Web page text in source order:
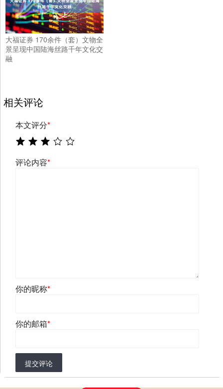
大福证券 170余件（套）文物全
景呈现中国陆海丝路千年文化交
融
相关评论
本文评分*
评论内容*
你的昵称*
你的邮箱*
提交评论